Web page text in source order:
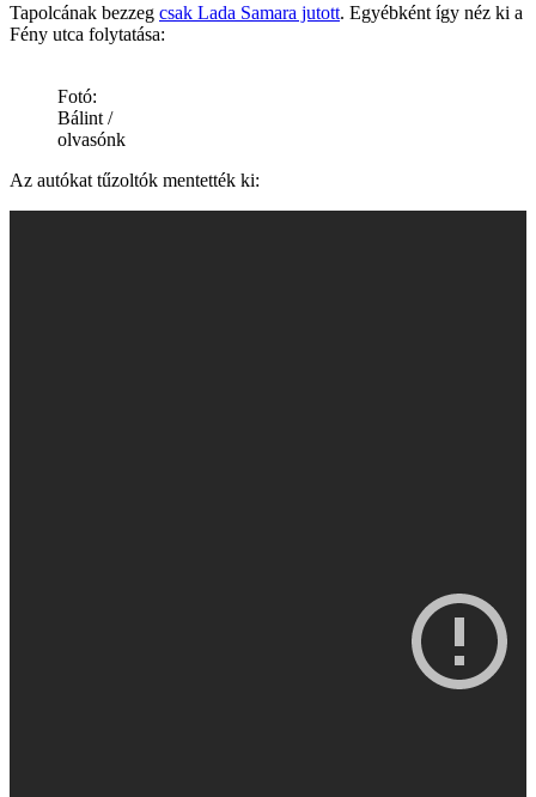
Tapolcának bezzeg csak Lada Samara jutott. Egyébként így néz ki a
Fény utca folytatása:
Fotó:
Bálint /
olvasónk
Az autókat tűzoltók mentették ki: